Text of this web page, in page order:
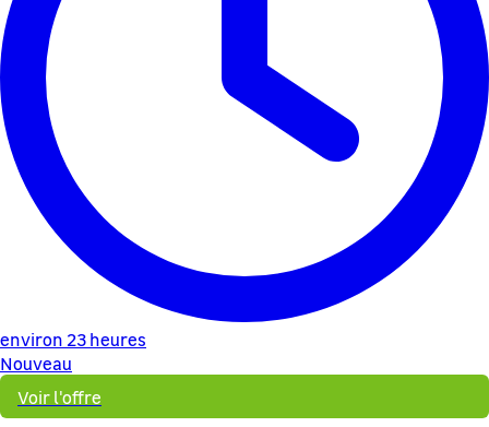
environ 23 heures
Nouveau
Voir l'offre